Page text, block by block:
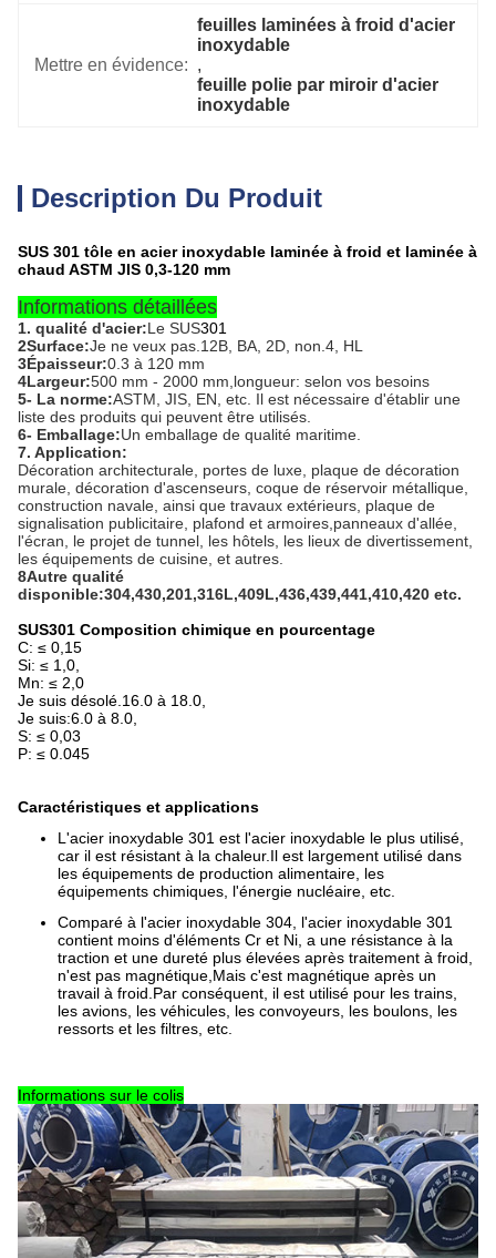
Mettre en évidence:
feuilles laminées à froid d'acier
inoxydable
,
feuille polie par miroir d'acier
inoxydable
Description Du Produit
SUS 301 tôle en acier inoxydable laminée à froid et laminée à
chaud ASTM JIS 0,3-120 mm
Informations détaillées
1. qualité d'acier:Le SUS301
2Surface:Je ne veux pas.12B, BA, 2D, non.4, HL
3Épaisseur:0.3 à 120 mm
4Largeur:500 mm - 2000 mm,longueur: selon vos besoins
5- La norme:ASTM, JIS, EN, etc. Il est nécessaire d'établir une
liste des produits qui peuvent être utilisés.
6- Emballage:Un emballage de qualité maritime.
7. Application:
Décoration architecturale, portes de luxe, plaque de décoration
murale, décoration d'ascenseurs, coque de réservoir métallique,
construction navale, ainsi que travaux extérieurs, plaque de
signalisation publicitaire, plafond et armoires,panneaux d'allée,
l'écran, le projet de tunnel, les hôtels, les lieux de divertissement,
les équipements de cuisine, et autres.
8Autre qualité
disponible:304,430,201,316L,409L,436,439,441,410,420 etc.
SUS301 Composition chimique en pourcentage
C: ≤ 0,15
Si: ≤ 1,0,
Mn: ≤ 2,0
Je suis désolé.16.0 à 18.0,
Je suis:6.0 à 8.0,
S: ≤ 0,03
P: ≤ 0.045
Caractéristiques et applications
L'acier inoxydable 301 est l'acier inoxydable le plus utilisé,
car il est résistant à la chaleur.Il est largement utilisé dans
les équipements de production alimentaire, les
équipements chimiques, l'énergie nucléaire, etc.
Comparé à l'acier inoxydable 304, l'acier inoxydable 301
contient moins d'éléments Cr et Ni, a une résistance à la
traction et une dureté plus élevées après traitement à froid,
n'est pas magnétique,Mais c'est magnétique après un
travail à froid.Par conséquent, il est utilisé pour les trains,
les avions, les véhicules, les convoyeurs, les boulons, les
ressorts et les filtres, etc.
Informations sur le colis